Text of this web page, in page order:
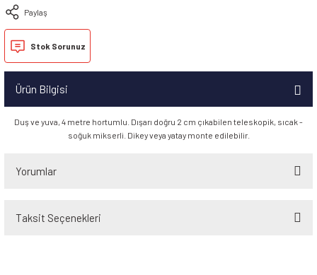
Paylaş
Stok Sorunuz
Ürün Bilgisi
Duş ve yuva, 4 metre hortumlu. Dışarı doğru 2 cm çıkabilen teleskopik, sıcak -
soğuk mikserli. Dikey veya yatay monte edilebilir.
Yorumlar
Taksit Seçenekleri